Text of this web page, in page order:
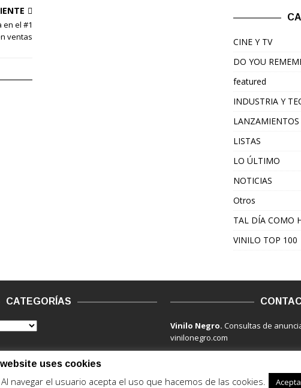
en el #1
ventas
CINE Y TV
DO YOU
featured
INDUSTRIA Y
LANZAMIENTOS
LISTAS
LO ÚLTIMO
NOTICIAS
Otros
TAL DÍA COMO
VINILO TOP 100
CATEGORÍAS
Vinilo Negro.Consultas de
vinilonegro.com
uses cookies
navegar el usuario acepta el uso que hacemos de las cookies.